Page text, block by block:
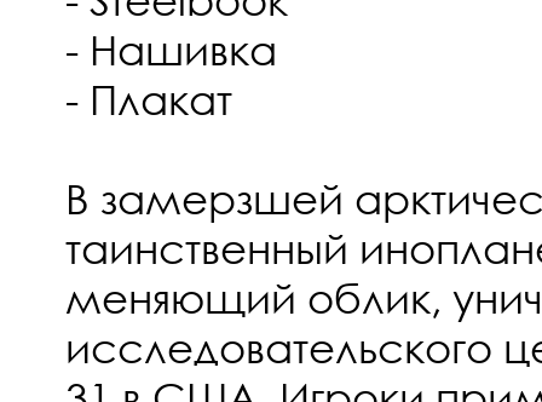
- Нашивка
- Плакат
В замерзшей
таинственный
меняющий облик,
исследовательского